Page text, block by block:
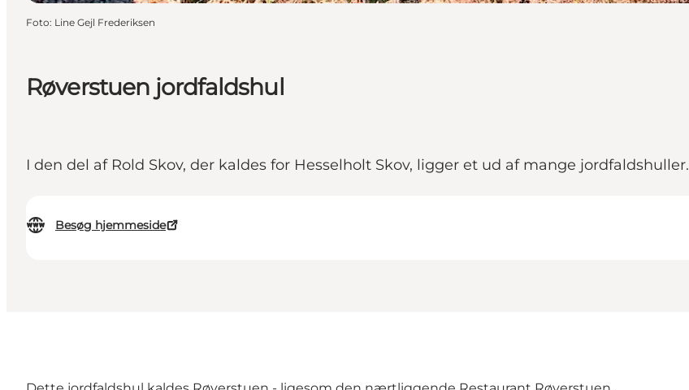
Røverstuen jordfaldshul
I den del af Rold Skov, der kaldes for Hesselholt Skov, ligger et ud af mange jordfaldshuller.
Besøg hjemmeside
Foto: Line Gejl Frederiksen